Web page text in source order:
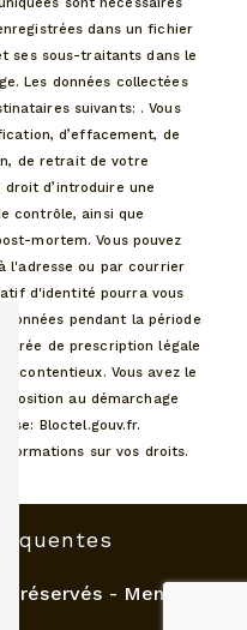
sont nécessaires
dans un fichier
ses sous-traitants dans le
Les données collectées
suivants: . Vous
d’effacement, de
de retrait de votre
d’introduire une
contrôle, ainsi que
mortem. Vous pouvez
l'adresse ou par courrier
d'identité pourra vous
données pendant la période
de prescription légale
contentieux. Vous avez le
au démarchage
Bloctel.gouv.fr.
sur vos droits.
réservés - Mentions